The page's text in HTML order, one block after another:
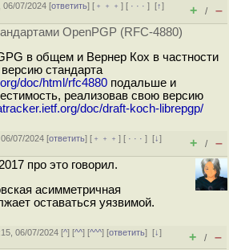
06/07/2024 [ответить] [ ﹢﹢﹢] [ · · ·][↑]
+ / –
OpenPGP (RFC-4880)
в общем и Вернер Кох в частности
стандарта
doc/html/rfc4880 подальше и
реализовав свою версию
doc/draft-koch-librepgp/
07/2024 [ответить] [ ﹢﹢﹢] [ · · ·][↓]
+ / –
про это говорил.
асимметричная
оставаться уязвимой.
06/07/2024 [^] [^^] [^^^] [ответить][↓]
+ / –